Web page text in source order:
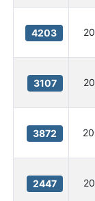
4203
3107
3872
2447